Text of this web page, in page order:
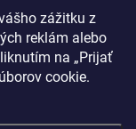
zážitku z
reklám alebo
na „Prijať
cookie.
Týchto 7